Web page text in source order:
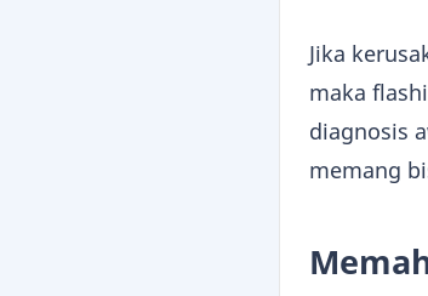
Jika
maka
diagnosis
memang